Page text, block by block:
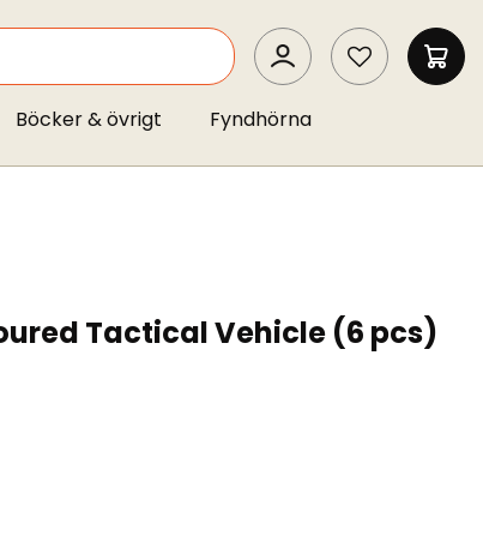
SEARCH
MIN
Böcker & övrigt Fyndhörna
Tactical Vehicle (6 pcs)